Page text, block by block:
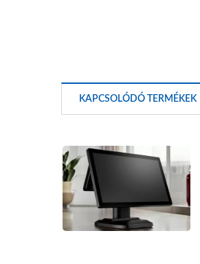
KAPCSOLÓDÓ TERMÉKEK